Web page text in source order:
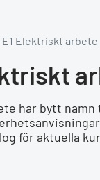
E1 Elektriskt arbete
har bytt
för aktuella